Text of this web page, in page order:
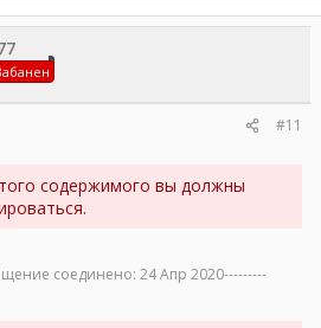
#11
содержимого вы должны
соединено: 24 Апр 2020---------